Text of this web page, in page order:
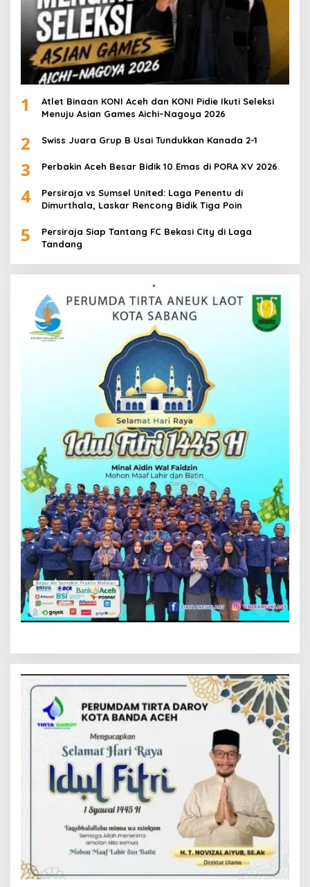
1
Atlet Binaan KONI Aceh dan KONI Pidie Ikuti Seleksi
Menuju Asian Games Aichi–Nagoya 2026
2 Swiss Juara Grup B Usai Tundukkan Kanada 2-1
3 Perbakin Aceh Besar Bidik 10 Emas di PORA XV 2026
4
Persiraja vs Sumsel United: Laga Penentu di
Dimurthala, Laskar Rencong Bidik Tiga Poin
5
Persiraja Siap Tantang FC Bekasi City di Laga
Tandang